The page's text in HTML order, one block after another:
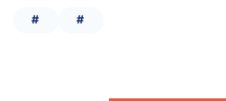
# #